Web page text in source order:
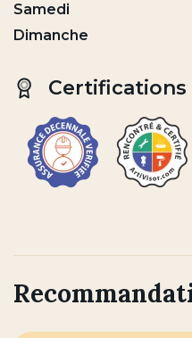
Samedi
Dimanche
Certifications